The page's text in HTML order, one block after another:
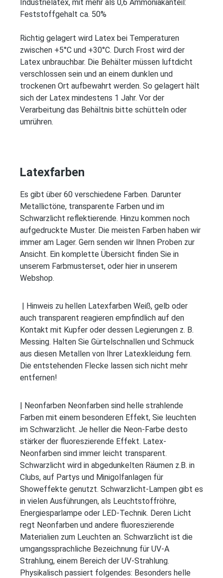
Industrielatex, mit mehr als 0,6 Ammoniakanteil:
Feststoffgehalt ca. 50%
Richtig gelagert wird Latex bei Temperaturen
zwischen +5°C und +30°C. Durch Frost wird der
Latex unbrauchbar. Die Behälter müssen luftdicht
verschlossen sein und an einem dunklen und
trockenen Ort aufbewahrt werden. So gelagert hält
sich der Latex mindestens 1 Jahr. Vor der
Verarbeitung das Behältnis bitte schütteln oder
umrühren.
Latexfarben
Es gibt über 60 verschiedene Farben. Darunter
Metallictöne, transparente Farben und im
Schwarzlicht reflektierende. Hinzu kommen noch
aufgedruckte Muster. Die meisten Farben haben wir
immer am Lager. Gern senden wir Ihnen Proben zur
Ansicht. Ein komplette Übersicht finden Sie in
unserem Farbmusterset, oder hier in unserem
Webshop.
| Hinweis zu hellen Latexfarben Weiß, gelb oder
auch transparent reagieren empfindlich auf den
Kontakt mit Kupfer oder dessen Legierungen z. B.
Messing. Halten Sie Gürtelschnallen und Schmuck
aus diesen Metallen von Ihrer Latexkleidung fern.
Die entstehenden Flecke lassen sich nicht mehr
entfernen!
| Neonfarben Neonfarben sind helle strahlende
Farben mit einem besonderen Effekt, Sie leuchten
im Schwarzlicht. Je heller die Neon-Farbe desto
stärker der fluoreszierende Effekt. Latex-
Neonfarben sind immer leicht transparent.
Schwarzlicht wird in abgedunkelten Räumen z.B. in
Clubs, auf Partys und Minigolfanlagen für
Showeffekte genutzt. Schwarzlicht-Lampen gibt es
in vielen Ausführungen, als Leuchtstoffröhre,
Energiesparlampe oder LED-Technik. Deren Licht
regt Neonfarben und andere fluoreszierende
Materialien zum Leuchten an. Schwarzlicht ist die
umgangssprachliche Bezeichnung für UV-A
Strahlung, einem Bereich der UV-Strahlung.
Physikalisch passiert folgendes: Besonders helle